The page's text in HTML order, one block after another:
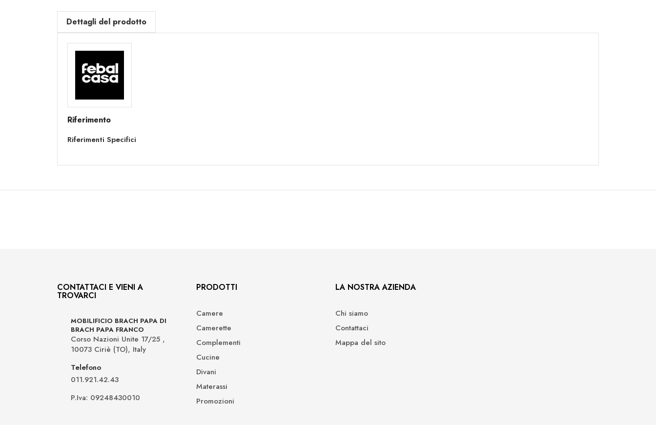
Dettagli del prodotto
Riferimento
Riferimenti Specifici
CONTATTACI E VIENI A
TROVARCI
MOBILIFICIO BRACH PAPA DI
BRACH PAPA FRANCO
Corso Nazioni Unite 17/25 ,
10073 Ciriè (TO), Italy
Telefono
011.921.42.43
P.Iva: 09248430010
PRODOTTI
Camere
Camerette
Complementi
Cucine
Divani
Materassi
Promozioni
LA NOSTRA AZIENDA
Chi siamo
Contattaci
Mappa del sito